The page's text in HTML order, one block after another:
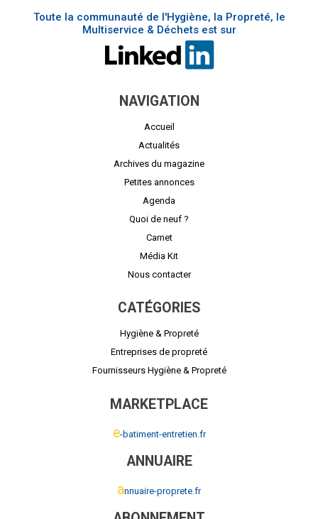
Toute la communauté de l'Hygiène, la Propreté, le
Multiservice & Déchets est sur
NAVIGATION
Accueil
Actualités
Archives du magazine
Petites annonces
Agenda
Quoi de neuf ?
Carnet
Média Kit
Nous contacter
CATÉGORIES
Hygiène & Propreté
Entreprises de propreté
Fournisseurs Hygiène & Propreté
MARKETPLACE
e-batiment-entretien.fr
ANNUAIRE
annuaire-proprete.fr